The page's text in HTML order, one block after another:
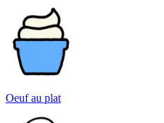
Oeuf au plat